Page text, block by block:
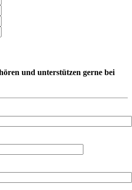
und unterstützen gerne bei